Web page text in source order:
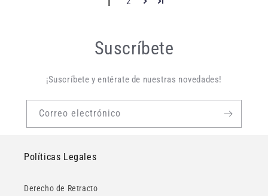
Suscríbete
¡Suscríbete y entérate de nuestras novedades!
Correo electrónico
Políticas Legales
Derecho de Retracto